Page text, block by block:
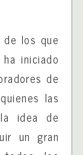
los que
iniciado
de
las
idea de
un gran